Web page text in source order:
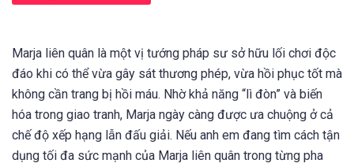
Marja liên quân là một vị tướng pháp sư sở hữu lối chơi độc
đáo khi có thể vừa gây sát thương phép, vừa hồi phục tốt mà
không cần trang bị hồi máu. Nhờ khả năng “lì đòn” và biến
hóa trong giao tranh, Marja ngày càng được ưa chuộng ở cả
chế độ xếp hạng lẫn đấu giải. Nếu anh em đang tìm cách tận
dụng tối đa sức mạnh của Marja liên quân trong từng pha